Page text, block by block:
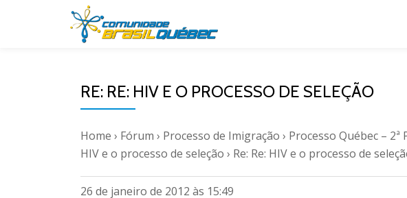
RE: RE: HIV E O PROCESSO DE SELEÇÃO
Home › Fórum › Processo de Imigração › Processo Québec – 2ª
HIV e o processo de seleção › Re: Re: HIV e o processo de
26 de janeiro de 2012 às 15:49